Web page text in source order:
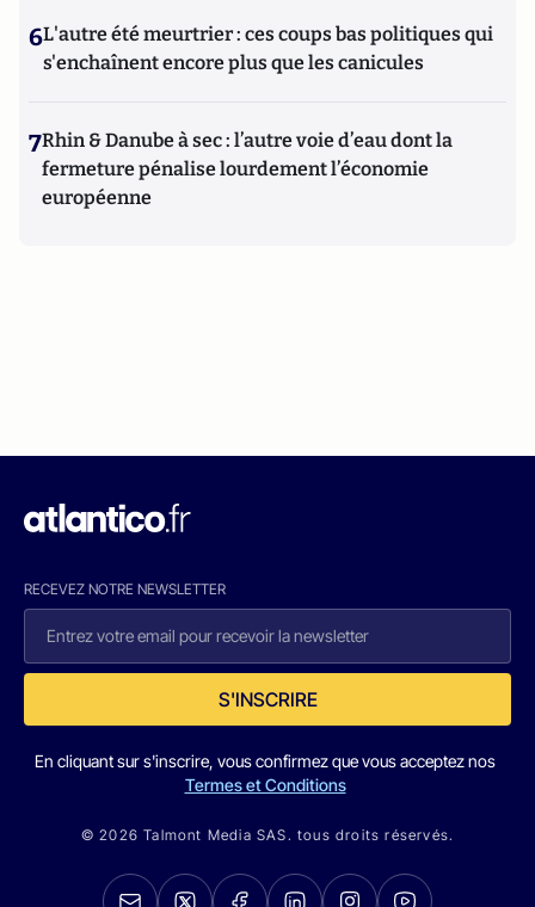
6L'autre été meurtrier : ces coups bas politiques qui
s'enchaînent encore plus que les canicules
7Rhin & Danube à sec : l’autre voie d’eau dont la
fermeture pénalise lourdement l’économie
européenne
RECEVEZ NOTRE NEWSLETTER
S'INSCRIRE
En cliquant sur s'inscrire, vous confirmez que vous acceptez nos
Termes et Conditions
© 2026 Talmont Media SAS. tous droits réservés.